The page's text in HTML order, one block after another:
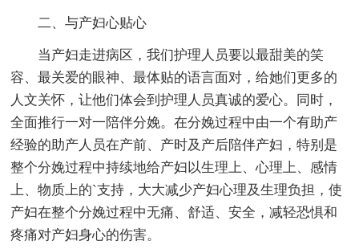
二、与产妇心贴心
当产妇走进病区，我们护理人员要以最甜美的笑
容、最关爱的眼神、最体贴的语言面对，给她们更多的
人文关怀，让他们体会到护理人员真诚的爱心。同时，
全面推行一对一陪伴分娩。在分娩过程中由一个有助产
经验的助产人员在产前、产时及产后陪伴产妇，特别是
整个分娩过程中持续地给产妇以生理上、心理上、感情
上、物质上的`支持，大大减少产妇心理及生理负担，使
产妇在整个分娩过程中无痛、舒适、安全，减轻恐惧和
疼痛对产妇身心的伤害。